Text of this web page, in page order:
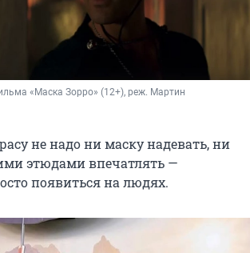
«Маска Зорро» (12+), реж. Мартин
не надо ни маску надевать, ни
этюдами впечатлять —
появиться на людях.